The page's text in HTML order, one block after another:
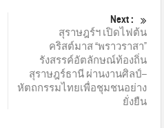
Next :
สุราษฎร์ฯ เปิดไฟต้น
คริสต์มาส “พราวราสา”
รังสรรค์อัตลักษณ์ท้องถิ่น
สุราษฎร์ธานี ผ่านงานศิลป์–
หัตถกรรมไทยเพื่อชุมชนอย่าง
ยั่งยืน